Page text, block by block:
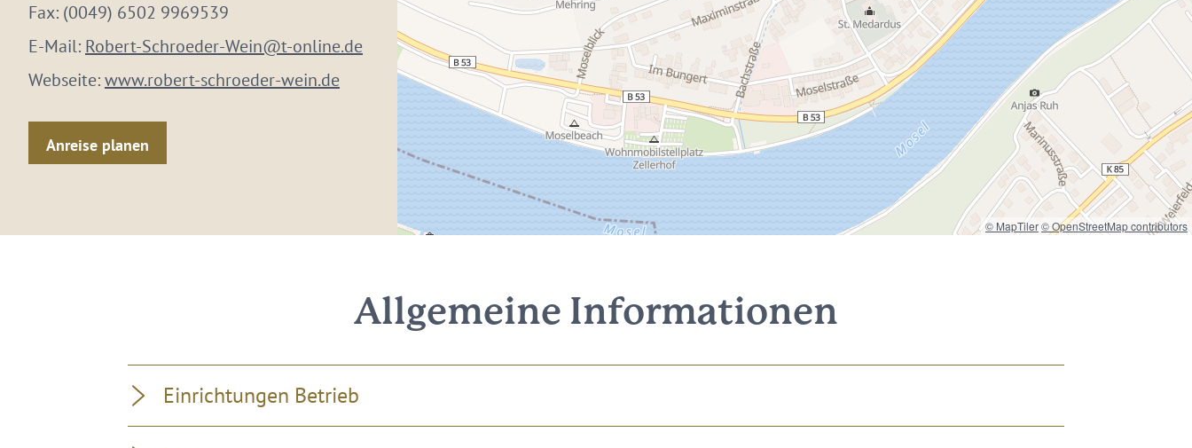
Fax: (0049) 6502 9969539
E-Mail: Robert-Schroeder-Wein@t-online.de
Webseite:www.robert-schroeder-wein.de
Anreise planen
© MapTiler© OpenStreetMap contributors
Allgemeine Informationen
Einrichtungen Betrieb